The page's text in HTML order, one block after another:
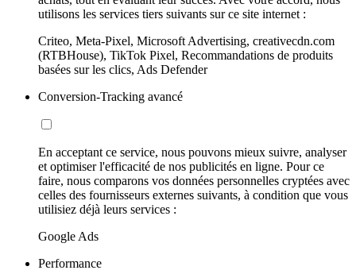
utilisons les services tiers suivants sur ce site internet :
Criteo, Meta-Pixel, Microsoft Advertising, creativecdn.com
(RTBHouse), TikTok Pixel, Recommandations de produits
basées sur les clics, Ads Defender
Conversion-Tracking avancé
En acceptant ce service, nous pouvons mieux suivre, analyser
et optimiser l'efficacité de nos publicités en ligne. Pour ce
faire, nous comparons vos données personnelles cryptées avec
celles des fournisseurs externes suivants, à condition que vous
utilisiez déjà leurs services :
Google Ads
Performance